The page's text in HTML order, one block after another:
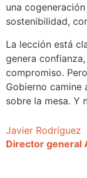
una
sostenibilidad,
La lección está
genera
compromiso.
Gobierno camine
sobre la mesa. Y
Javier Rodríguez
Director general